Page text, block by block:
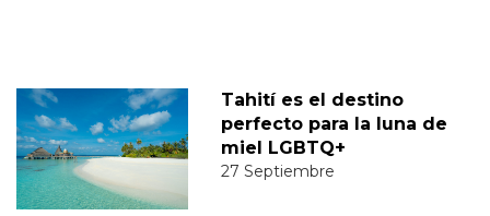
Tahití es el destino
perfecto para la luna de
miel LGBTQ+
27 Septiembre